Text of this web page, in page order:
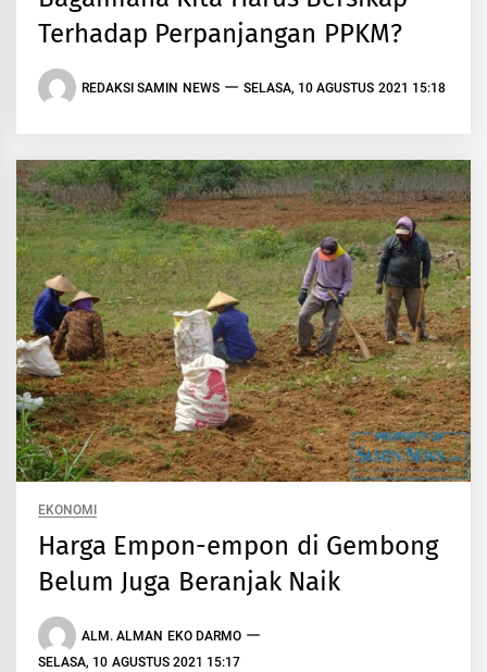
Terhadap Perpanjangan PPKM?
REDAKSI SAMIN NEWS SELASA, 10 AGUSTUS 2021 15:18
EKONOMI
Harga Empon-empon di Gembong
Belum Juga Beranjak Naik
ALM. ALMAN EKO DARMO
SELASA, 10 AGUSTUS 2021 15:17